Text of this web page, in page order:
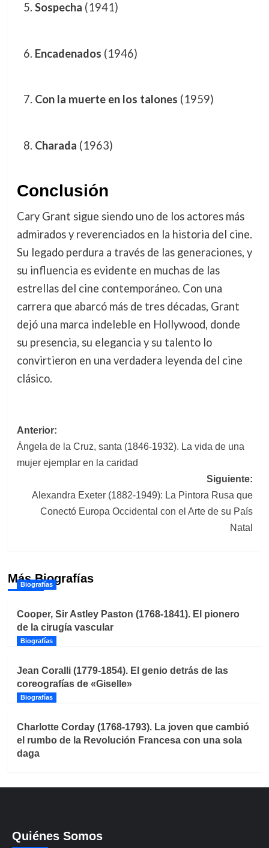
Sospecha (1941)
Encadenados (1946)
Con la muerte en los talones (1959)
Charada (1963)
Conclusión
Cary Grant sigue siendo uno de los actores más
admirados y reverenciados en la historia del cine.
Su legado perdura a través de las generaciones, y
su influencia es evidente en muchas de las
estrellas del cine contemporáneo. Con una
carrera que abarcó más de tres décadas, Grant
dejó una marca indeleble en Hollywood, donde
su presencia, su elegancia y su talento lo
convirtieron en una verdadera leyenda del cine
clásico.
Navegación
de
entradas
Anterior:
Ángela de la Cruz, santa (1846-1932). La vida de una
mujer ejemplar en la caridad
Siguiente:
Alexandra Exeter (1882-1949): La Pintora Rusa que
Conectó Europa Occidental con el Arte de su País
Natal
Más Biografías
Biografías
Cooper, Sir Astley Paston (1768-1841). El pionero
de la cirugía vascular
Biografías
Jean Coralli (1779-1854). El genio detrás de las
coreografías de «Giselle»
Biografías
Charlotte Corday (1768-1793). La joven que cambió
el rumbo de la Revolución Francesa con una sola
daga
Quiénes Somos